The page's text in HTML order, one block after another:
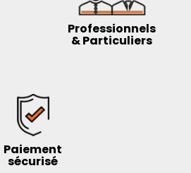
Professionnels
& Particuliers
Paiement
sécurisé